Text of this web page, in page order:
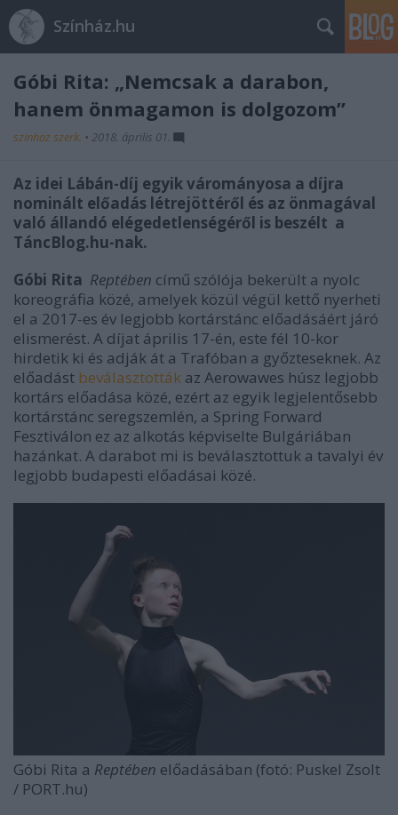
Színház.hu
Góbi Rita: „Nemcsak a darabon,
hanem önmagamon is dolgozom”
szinhaz szerk. • 2018. április 01.
Az idei Lábán-díj egyik várományosa a díjra
nominált előadás létrejöttéről és az önmagával
való állandó elégedetlenségéről is beszélt a
TáncBlog.hu-nak.
Góbi Rita Reptében című szólója bekerült a nyolc
koreográfia közé, amelyek közül végül kettő nyerheti
el a 2017-es év legjobb kortárstánc előadásáért járó
elismerést. A díjat április 17-én, este fél 10-kor
hirdetik ki és adják át a Trafóban a győzteseknek. Az
előadást beválasztották az Aerowawes húsz legjobb
kortárs előadása közé, ezért az egyik legjelentősebb
kortárstánc seregszemlén, a Spring Forward
Fesztiválon ez az alkotás képviselte Bulgáriában
hazánkat. A darabot mi is beválasztottuk a tavalyi év
legjobb budapesti előadásai közé.
Góbi Rita a Reptében előadásában (fotó: Puskel Zsolt
/ PORT.hu)